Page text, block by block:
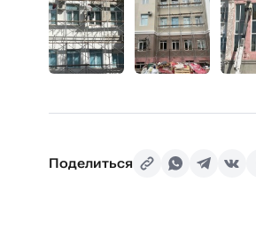
Поделиться